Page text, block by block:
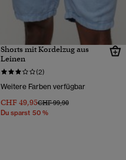
Shorts mit Kordelzug aus
Leinen
(2)
Weitere Farben verfügbar
CHF 49,95Preis wurde reduziert von
CHF 99,90bis
Du sparst 50 %